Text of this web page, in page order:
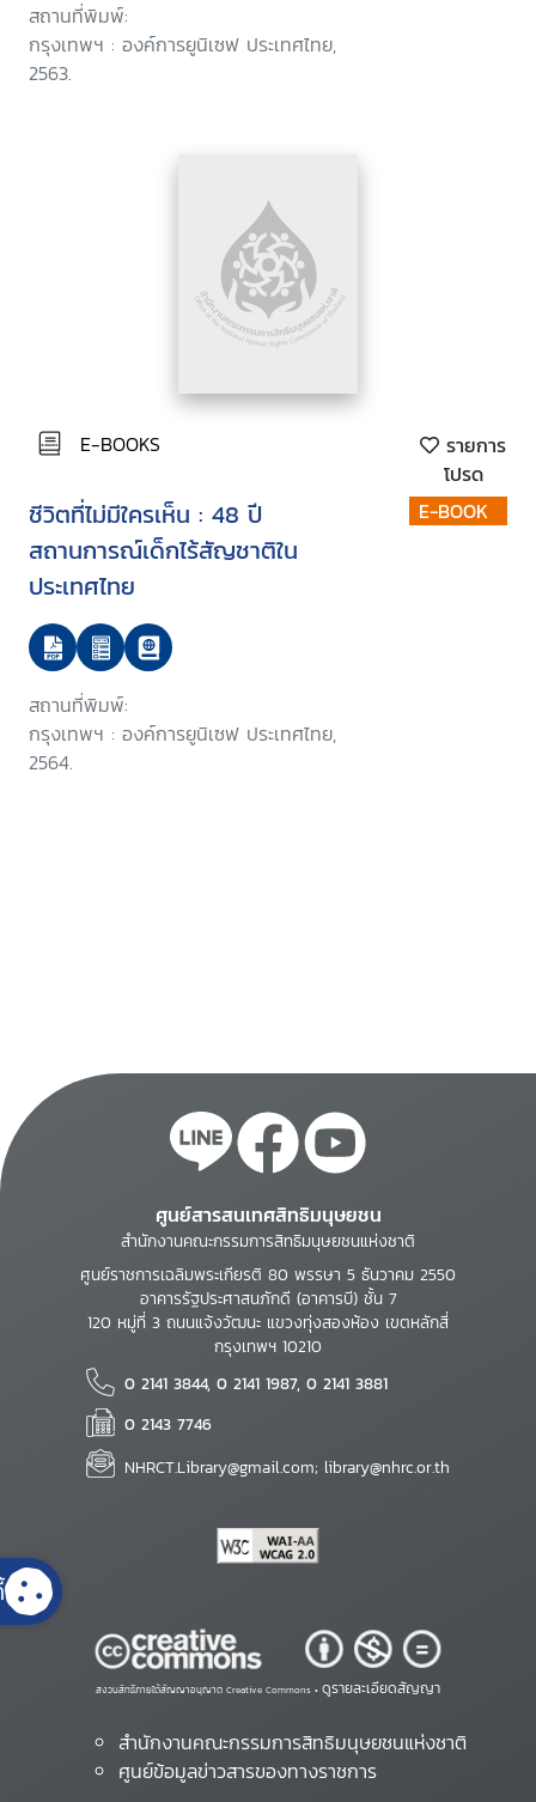
สถานที่พิมพ์:
กรุงเทพฯ : องค์การยูนิเซฟ ประเทศไทย,
2563.
E-BOOKS
รายการ
โปรด
ชีวิตที่ไม่มีใครเห็น : 48 ปี
สถานการณ์เด็กไร้สัญชาติใน
ประเทศไทย
สถานที่พิมพ์:
กรุงเทพฯ : องค์การยูนิเซฟ ประเทศไทย,
2564.
E-BOOK
ศูนย์สารสนเทศสิทธิมนุษยชน
สำนักงานคณะกรรมการสิทธิมนุษยชนแห่งชาติ
ศูนย์ราชการเฉลิมพระเกียรติ 80 พรรษา 5 ธันวาคม 2550
อาคารรัฐประศาสนภักดี (อาคารบี) ชั้น 7
120 หมู่ที่ 3 ถนนแจ้งวัฒนะ แขวงทุ่งสองห้อง เขตหลักสี่
กรุงเทพฯ 10210
0 2141 3844, 0 2141 1987, 0 2141 3881
0 2143 7746
NHRCT.Library@gmail.com; library@nhrc.or.th
สงวนสิทธิ์ภายใต้สัญญาอนุญาต Creative Commons • ดูรายละเอียดสัญญา
สำนักงานคณะกรรมการสิทธิมนุษยชนแห่งชาติ
ศูนย์ข้อมูลข่าวสารของทางราชการ